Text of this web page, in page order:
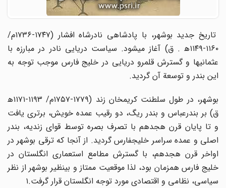
تاریخ جدید بوشهر، با پادشاهی نادرشاه افشار (۱۷۴۷-۱۷۳۶م/
۱۱۶۰-۱۱۴۹ه‍ . ق) آغاز میشود. سیاست دریایی نادر در مبارزه با
عثمانیها و گسترش قلمرو دریایی در خلیج فارس موجب توجه به
این بندر و توسعة آن گردید.
بوشهر، در طول سلطنت کریمخان زند (۱۷۷۹-۱۷۵۷م/ ۱۱۹۳-۱۱۷۱ه‍
ق) بر بندرعباس و بندر ریگ، دو رقیب عمده خویش، برتری یافت
و تا پایان قرن هجدهم با تصرف بصره توسط قوای زندیه، بندر
اصلی و عمده سراسر خلیجفارس گردید. از آنجا که ترقی بوشهر در
اواخر قرن هجدهم، با گسترش مطامع استعماری انگلستان در
خلیج فارس همزمان بود، لذا موقعیت ممتاز و بینظیر بوشهر از نظر
سیاسی، نظامی و اقتصادی مورد توجه انگلستان قرار گرفت.۱